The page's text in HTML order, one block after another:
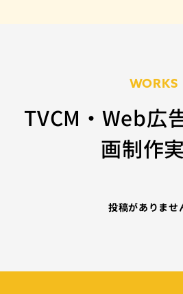
WORKS
TVCM・Web広
画制作
投稿がありませ